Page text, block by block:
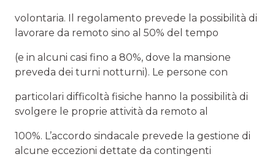
volontaria. Il regolamento prevede la possibilità di
lavorare da remoto sino al 50% del tempo
(e in alcuni casi fino a 80%, dove la mansione
preveda dei turni notturni). Le persone con
particolari difficoltà fisiche hanno la possibilità di
svolgere le proprie attività da remoto al
100%. L’accordo sindacale prevede la gestione di
alcune eccezioni dettate da contingenti